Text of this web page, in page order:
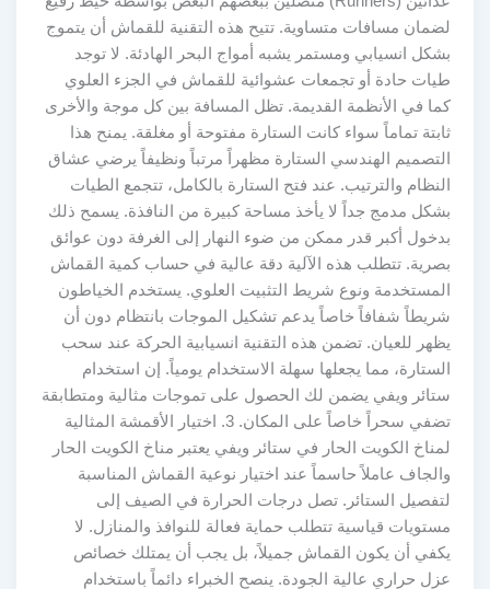
لضمان مسافات متساوية. تتيح هذه التقنية للقماش أن يتموج
بشكل انسيابي ومستمر يشبه أمواج البحر الهادئة. لا توجد
طيات حادة أو تجمعات عشوائية للقماش في الجزء العلوي
كما في الأنظمة القديمة. تظل المسافة بين كل موجة والأخرى
ثابتة تماماً سواء كانت الستارة مفتوحة أو مغلقة. يمنح هذا
التصميم الهندسي الستارة مظهراً مرتباً ونظيفاً يرضي عشاق
النظام والترتيب. عند فتح الستارة بالكامل، تتجمع الطيات
بشكل مدمج جداً لا يأخذ مساحة كبيرة من النافذة. يسمح ذلك
بدخول أكبر قدر ممكن من ضوء النهار إلى الغرفة دون عوائق
بصرية. تتطلب هذه الآلية دقة عالية في حساب كمية القماش
المستخدمة ونوع شريط التثبيت العلوي. يستخدم الخياطون
شريطاً شفافاً خاصاً يدعم تشكيل الموجات بانتظام دون أن
يظهر للعيان. تضمن هذه التقنية انسيابية الحركة عند سحب
الستارة، مما يجعلها سهلة الاستخدام يومياً. إن استخدام
ستائر ويفي يضمن لك الحصول على تموجات مثالية ومتطابقة
تضفي سحراً خاصاً على المكان. 3. اختيار الأقمشة المثالية
لمناخ الكويت الحار في ستائر ويفي يعتبر مناخ الكويت الحار
والجاف عاملاً حاسماً عند اختيار نوعية القماش المناسبة
لتفصيل الستائر. تصل درجات الحرارة في الصيف إلى
مستويات قياسية تتطلب حماية فعالة للنوافذ والمنازل. لا
يكفي أن يكون القماش جميلاً، بل يجب أن يمتلك خصائص
عزل حراري عالية الجودة. ينصح الخبراء دائماً باستخدام